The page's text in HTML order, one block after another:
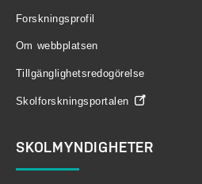
Forskningsprofil
Om webbplatsen
Tillgänglighetsredogörelse
Skolforskningsportalen
SKOLMYNDIGHETER